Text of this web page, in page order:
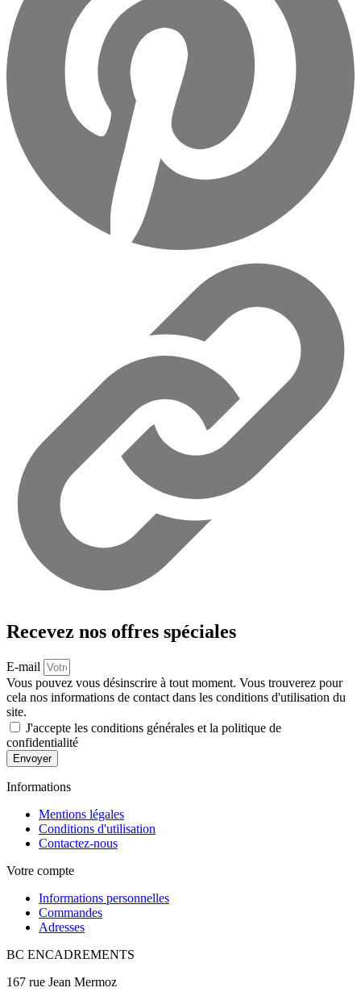
Recevez nos offres spéciales
E-mail
Vous pouvez vous désinscrire à tout moment. Vous trouverez pour
cela nos informations de contact dans les conditions d'utilisation du
site.
J'accepte les conditions générales et la politique de
confidentialité
Envoyer
Informations
Mentions légales
Conditions d'utilisation
Contactez-nous
Votre compte
Informations personnelles
Commandes
Adresses
BC ENCADREMENTS
167 rue Jean Mermoz